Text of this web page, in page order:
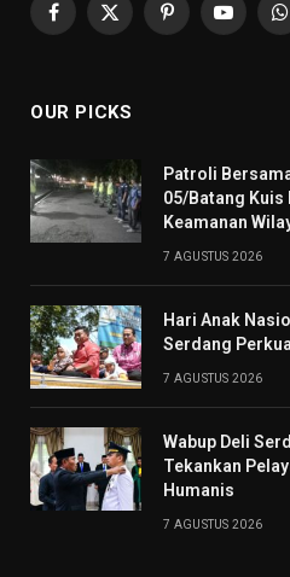
Facebook
X
PinterestYouTube
OUR PICKS
Patroli
05/Batang
Keamanan
7 AGUSTUS 2026
Hari Anak
Serdang
7 AGUSTUS 2026
Wabup Deli
Tekankan
Humanis
7 AGUSTUS 2026